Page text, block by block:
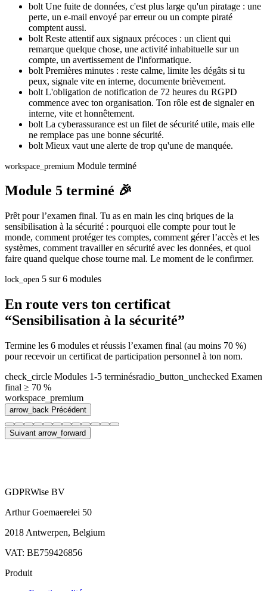
bolt Une fuite de données, c'est plus large qu'un piratage : une
perte, un e-mail envoyé par erreur ou un compte piraté
comptent aussi.
bolt Reste attentif aux signaux précoces : un client qui
remarque quelque chose, une activité inhabituelle sur un
compte, un avertissement de l'informatique.
bolt Premières minutes : reste calme, limite les dégâts si tu
peux, signale vite en interne, documente brièvement.
bolt L'obligation de notification de 72 heures du RGPD
commence avec ton organisation. Ton rôle est de signaler en
interne, vite et honnêtement.
bolt La cyberassurance est un filet de sécurité utile, mais elle
ne remplace pas une bonne sécurité.
bolt Mieux vaut une alerte de trop qu'une de manquée.
workspace_premium Module terminé
Module 5 terminé 🎉
Prêt pour l’examen final. Tu as en main les cinq briques de la
sensibilisation à la sécurité : pourquoi elle compte pour tout le
monde, comment protéger tes comptes, comment gérer l’accès et les
systèmes, comment travailler en sécurité avec les données, et quoi
faire quand quelque chose tourne mal. Le moment de le confirmer.
lock_open 5 sur 6 modules
En route vers ton certificat
“Sensibilisation à la sécurité”
Termine les 6 modules et réussis l’examen final (au moins 70 %)
pour recevoir un certificat de participation personnel à ton nom.
check_circle Modules 1-5 terminésradio_button_unchecked Examen
final ≥ 70 %
workspace_premium
arrow_back Précédent
Suivant arrow_forward
GDPRWise BV
Arthur Goemaerelei 50
2018 Antwerpen, Belgium
VAT: BE759426856
Produit